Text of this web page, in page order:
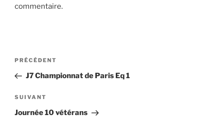
commentaire.
Navigation
l’article
Article
précédent
PRÉCÉDENT
J7 Championnat de Paris Eq 1
Article
suivant
SUIVANT
Journée 10 vétérans